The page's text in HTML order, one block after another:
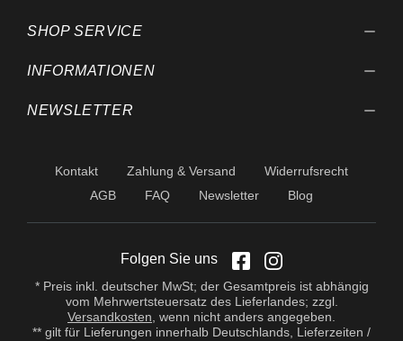
SHOP SERVICE
INFORMATIONEN
NEWSLETTER
Kontakt Zahlung & Versand
Widerrufsrecht
AGB
FAQ Newsletter Blog
Folgen Sie uns
* Preis inkl. deutscher MwSt; der Gesamtpreis ist abhängig
vom Mehrwertsteuersatz des Lieferlandes; zzgl.
Versandkosten , wenn nicht anders angegeben.
** gilt für Lieferungen innerhalb Deutschlands, Lieferzeiten /